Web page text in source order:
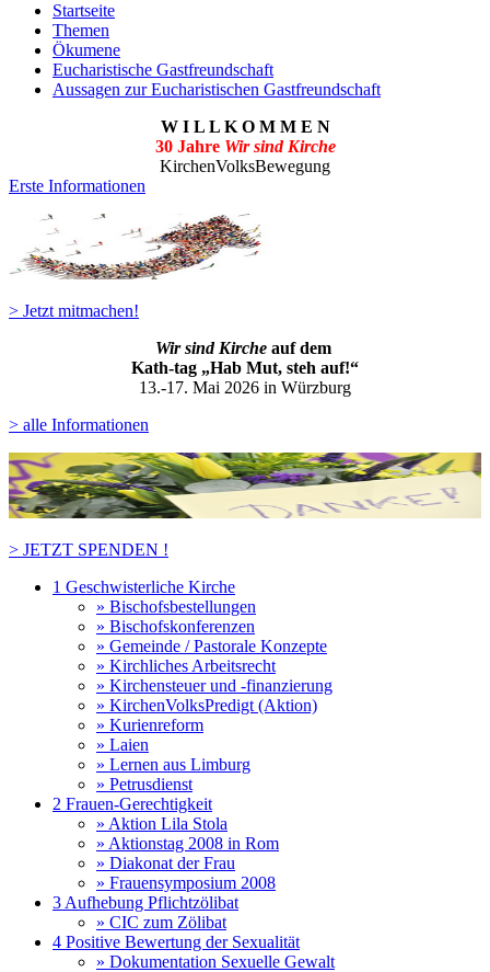
Startseite
Themen
Ökumene
Eucharistische Gastfreundschaft
Aussagen zur Eucharistischen Gastfreundschaft
W I L L K O M M E N
30 Jahre Wir sind Kirche
KirchenVolksBewegung
Erste Informationen
> Jetzt mitmachen!
Wir sind Kirche auf dem
Kath-tag „Hab Mut, steh auf!“
13.-17. Mai 2026 in Würzburg
> alle Informationen
> JETZT SPENDEN !
1 Geschwisterliche Kirche
» Bischofsbestellungen
» Bischofskonferenzen
» Gemeinde / Pastorale Konzepte
» Kirchliches Arbeitsrecht
» Kirchensteuer und -finanzierung
» KirchenVolksPredigt (Aktion)
» Kurienreform
» Laien
» Lernen aus Limburg
» Petrusdienst
2 Frauen-Gerechtigkeit
» Aktion Lila Stola
» Aktionstag 2008 in Rom
» Diakonat der Frau
» Frauensymposium 2008
3 Aufhebung Pflichtzölibat
» CIC zum Zölibat
4 Positive Bewertung der Sexualität
» Dokumentation Sexuelle Gewalt